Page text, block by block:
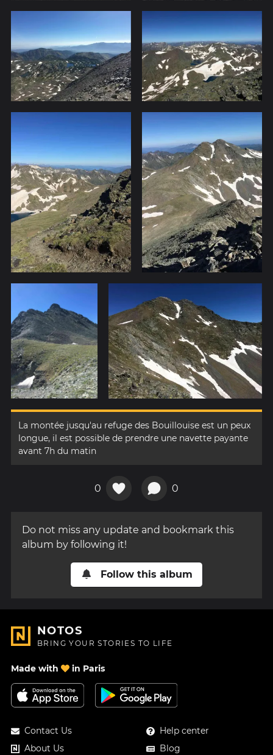
La montée jusqu'au refuge des Bouillouise est un peux
longue, il est possible de prendre une navette payante
avant 7h du matin
0 0
Do not miss any update and bookmark this
album by following it!
Follow this album
NOTOS
BRING YOUR STORIES TO LIFE
Made with in Paris
Contact Us
About Us
Help center
Blog